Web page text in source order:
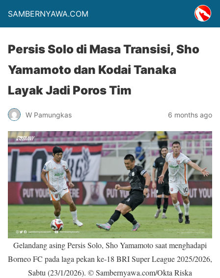
SAMBERNYAWA.COM
Persis Solo di Masa Transisi, Sho
Yamamoto dan Kodai Tanaka
Layak Jadi Poros Tim
W Pamungkas 6 months ago
Gelandang asing Persis Solo, Sho Yamamoto saat menghadapi
Borneo FC pada laga pekan ke-18 BRI Super League 2025/2026,
Sabtu (23/1/2026). © Sambernyawa.com/Okta Riska